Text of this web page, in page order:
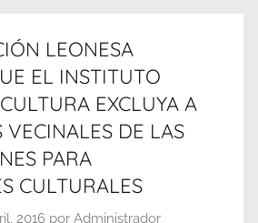
LEONESA
EL INSTITUTO
EXCLUYA A
VECINALES DE LAS
PARA
CULTURALES
2016 por Administrador